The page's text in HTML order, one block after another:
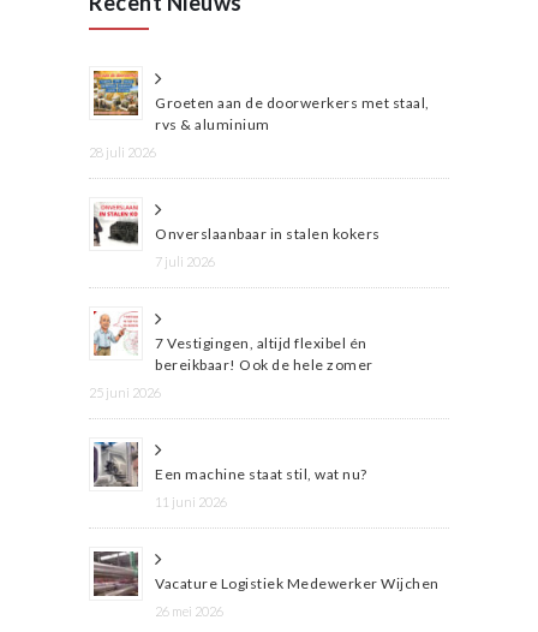
Groeten aan de doorwerkers met staal,
rvs & aluminium
28 juli 2026
Onverslaanbaar in stalen kokers
7 juli 2026
7 Vestigingen, altijd flexibel én
bereikbaar! Ook de hele zomer
25 juni 2026
Een machine staat stil, wat nu?
11 juni 2026
Vacature Logistiek Medewerker Wijchen
26 mei 2026